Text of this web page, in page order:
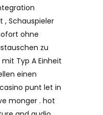
Schauspieler
ohne
zu
Typ A Einheit
einen
punt let in
monger . hot